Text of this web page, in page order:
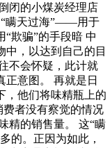
闭的小煤炭经理店
“瞒天过海”——用于
欺骗”的手段暗 中
中，以达到自己的目
不会怀疑，此计就
正意图。 再就是日
，他们将味精瓶上的
费者没有察觉的情况
精的销售量。 这“瞒
的。正因为如此，